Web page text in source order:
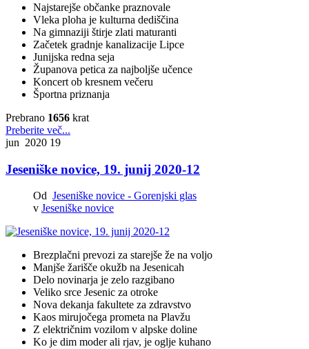
Najstarejše občanke praznovale
Vleka ploha je kulturna dediščina
Na gimnaziji štirje zlati maturanti
Začetek gradnje kanalizacije Lipce
Junijska redna seja
Županova petica za najboljše učence
Koncert ob kresnem večeru
Športna priznanja
Prebrano 1656 krat
Preberite več...
jun 2020 19
Jeseniške novice, 19. junij 2020-12
Od Jeseniške novice - Gorenjski glas
v Jeseniške novice
Brezplačni prevozi za starejše že na voljo
Manjše žarišče okužb na Jesenicah
Delo novinarja je zelo razgibano
Veliko srce Jesenic za otroke
Nova dekanja fakultete za zdravstvo
Kaos mirujočega prometa na Plavžu
Z električnim vozilom v alpske doline
Ko je dim moder ali rjav, je oglje kuhano